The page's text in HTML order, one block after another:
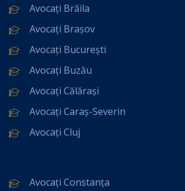
Avocați Brăila
Avocați Brașov
Avocați București
Avocați Buzău
Avocați Călărași
Avocați Caraș-Severin
Avocați Cluj
Avocați Constanța